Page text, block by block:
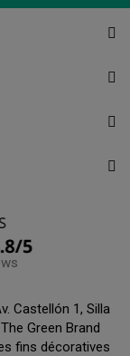
Castellón 1, Silla
Green Brand
fins décoratives